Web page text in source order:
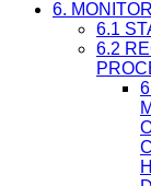
6.
6.1
6.2